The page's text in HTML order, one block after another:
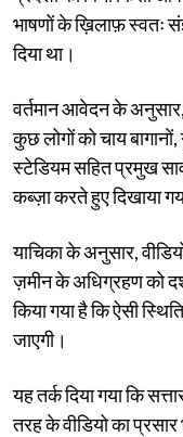
भाषणों के ख़िलाफ़ स्वतः
दिया था।
वर्तमान आवेदन के अनुसार,
कुछ लोगों को चाय
स्टेडियम सहित प्रमुख
कब्ज़ा करते हुए दिखाया
याचिका के अनुसार,
ज़मीन के अधिग्रहण को
किया गया है कि ऐसी
जाएगी।
यह तर्क दिया गया कि
तरह के वीडियो का प्रसार